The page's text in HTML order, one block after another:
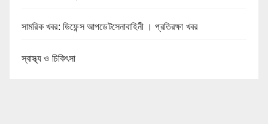
সামরিক খবর: ডিফেন্স আপডেটসেনাবাহিনী । প্রতিরক্ষা খবর
স্বাস্থ্য ও চিকিৎসা